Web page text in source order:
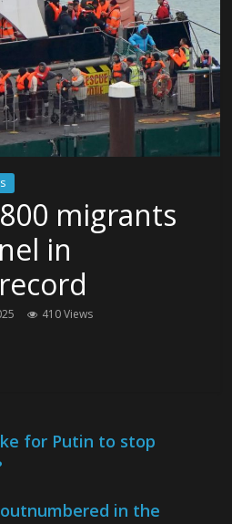
migrants
in
410 Views
for Putin to stop
in the